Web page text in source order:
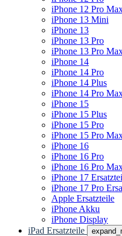
iPhone 12 Pro
iPhone 13 Mini
iPhone 13
iPhone 13 Pro
iPhone 13 Pro
iPhone 14
iPhone 14 Pro
iPhone 14 Plus
iPhone 14 Pro
iPhone 15
iPhone 15 Plus
iPhone 15 Pro
iPhone 15 Pro
iPhone 16
iPhone 16 Pro
iPhone 16 Pro
iPhone 17
iPhone 17 Pro
Apple Ersatzteile
iPhone Akku
iPhone Display
iPad Ersatzteile